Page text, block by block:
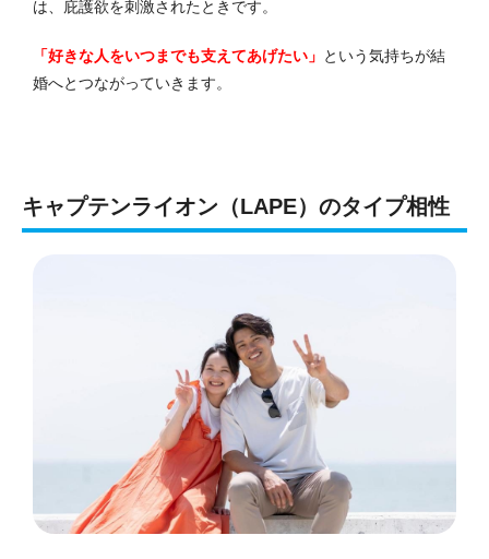
は、庇護欲を刺激されたときです。
「好きな人をいつまでも支えてあげたい」 という気持ちが結
婚へとつながっていきます。
キャプテンライオン（LAPE）のタイプ相性